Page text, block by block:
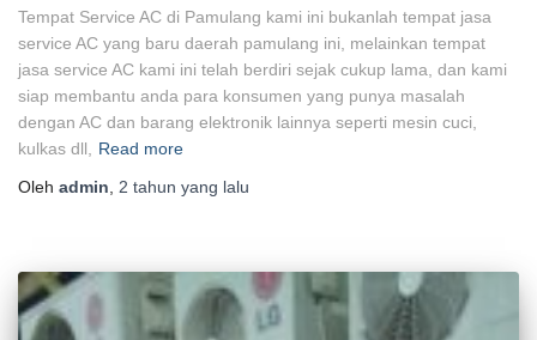
Tempat Service AC di Pamulang kami ini bukanlah tempat jasa
service AC yang baru daerah pamulang ini, melainkan tempat
jasa service AC kami ini telah berdiri sejak cukup lama, dan kami
siap membantu anda para konsumen yang punya masalah
dengan AC dan barang elektronik lainnya seperti mesin cuci,
kulkas dll,
Read more
Oleh admin 2 tahun yang lalu